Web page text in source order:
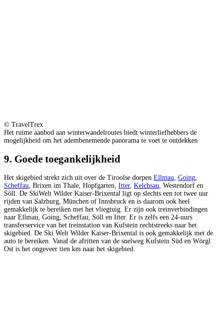
© TravelTrex
Het ruime aanbod aan winterwandelroutes biedt winterliefhebbers de
mogelijkheid om het adembenemende panorama te voet te ontdekken
9. Goede toegankelijkheid
Het skigebied strekt zich uit over de Tiroolse dorpen Ellmau, Going,
Scheffau, Brixen im Thale, Hopfgarten, Itter, Kelchsau, Westendorf en
Söll. De SkiWelt Wilder Kaiser-Brixental ligt op slechts een tot twee uur
rijden van Salzburg, München of Innsbruck en is daarom ook heel
gemakkelijk te bereiken met het vliegtuig. Er zijn ook treinverbindingen
naar Ellmau, Going, Scheffau, Söll en Itter. Er is zelfs een 24-uurs
transferservice van het treinstation van Kufstein rechtstreeks naar het
skigebied. De Ski Welt Wilder Kaiser-Brixental is ook gemakkelijk met de
auto te bereiken. Vanaf de afritten van de snelweg Kufstein Süd en Wörgl
Ost is het ongeveer tien km naar het skigebied.